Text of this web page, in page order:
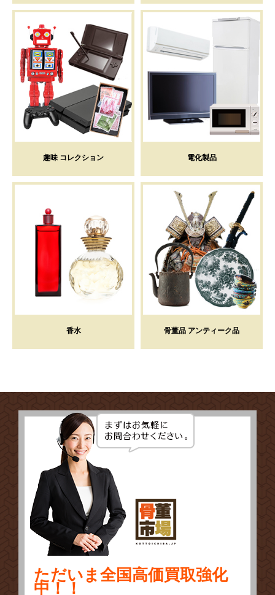
趣味 コレクション 電化製品
香水 骨董品 アンティーク品
ただいま全国高価買取強化
中！！